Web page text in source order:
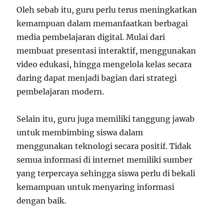
Oleh sebab itu, guru perlu terus meningkatkan
kemampuan dalam memanfaatkan berbagai
media pembelajaran digital. Mulai dari
membuat presentasi interaktif, menggunakan
video edukasi, hingga mengelola kelas secara
daring dapat menjadi bagian dari strategi
pembelajaran modern.
Selain itu, guru juga memiliki tanggung jawab
untuk membimbing siswa dalam
menggunakan teknologi secara positif. Tidak
semua informasi di internet memiliki sumber
yang terpercaya sehingga siswa perlu di bekali
kemampuan untuk menyaring informasi
dengan baik.